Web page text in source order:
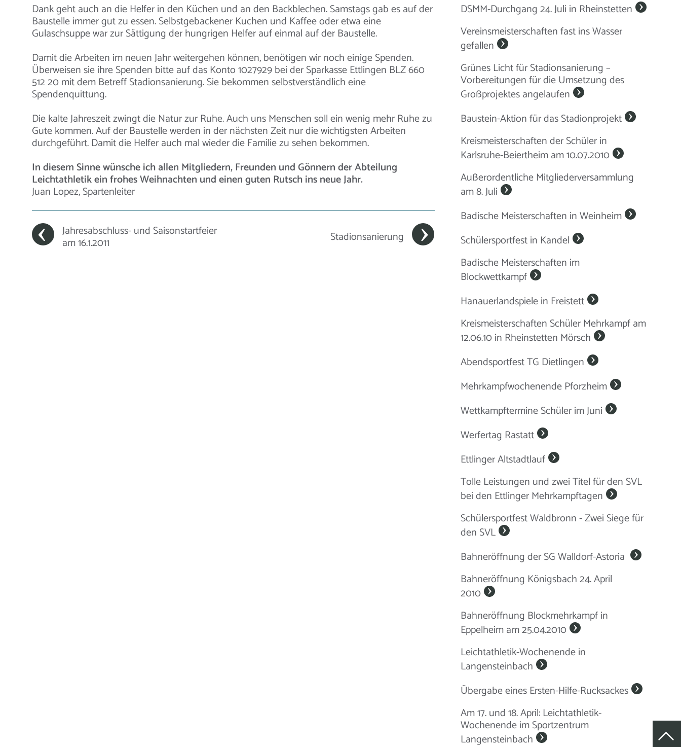
Dank geht auch an die Helfer in den Küchen und an den Backblechen. Samstags gab es auf der
Baustelle immer gut zu essen. Selbstgebackener Kuchen und Kaffee oder etwa eine
Gulaschsuppe war zur Sättigung der hungrigen Helfer auf einmal auf der Baustelle.
Damit die Arbeiten im neuen Jahr weitergehen können, benötigen wir noch einige Spenden.
Überweisen sie ihre Spenden bitte auf das Konto 1027929 bei der Sparkasse Ettlingen BLZ 660
512 20 mit dem Betreff Stadionsanierung. Sie bekommen selbstverständlich eine
Spendenquittung.
Die kalte Jahreszeit zwingt die Natur zur Ruhe. Auch uns Menschen soll ein wenig mehr Ruhe zu
Gute kommen. Auf der Baustelle werden in der nächsten Zeit nur die wichtigsten Arbeiten
durchgeführt. Damit die Helfer auch mal wieder die Familie zu sehen bekommen.
In diesem Sinne wünsche ich allen Mitgliedern, Freunden und Gönnern der Abteilung
Leichtathletik ein frohes Weihnachten und einen guten Rutsch ins neue Jahr.
Juan Lopez, Spartenleiter
Jahresabschluss- und Saisonstartfeier
am 16.1.2011 Stadionsanierung
DSMM-Durchgang 24. Juli in Rheinstetten
Vereinsmeisterschaften fast ins Wasser
gefallen
Grünes Licht für Stadionsanierung –
Vorbereitungen für die Umsetzung des
Großprojektes angelaufen
Baustein-Aktion für das Stadionprojekt
Kreismeisterschaften der Schüler in
Karlsruhe-Beiertheim am 10.07.2010
Außerordentliche Mitgliederversammlung
am 8. Juli
Badische Meisterschaften in Weinheim
Schülersportfest in Kandel
Badische Meisterschaften im
Blockwettkampf
Hanauerlandspiele in Freistett
Kreismeisterschaften Schüler Mehrkampf am
12.06.10 in Rheinstetten Mörsch
Abendsportfest TG Dietlingen
Mehrkampfwochenende Pforzheim
Wettkampftermine Schüler im Juni
Werfertag Rastatt
Ettlinger Altstadtlauf
Tolle Leistungen und zwei Titel für den SVL
bei den Ettlinger Mehrkampftagen
Schülersportfest Waldbronn - Zwei Siege für
den SVL
Bahneröffnung der SG Walldorf-Astoria
Bahneröffnung Königsbach 24. April
2010
Bahneröffnung Blockmehrkampf in
Eppelheim am 25.04.2010
Leichtathletik-Wochenende in
Langensteinbach
Übergabe eines Ersten-Hilfe-Rucksackes
Am 17. und 18. April: Leichtathletik-
Wochenende im Sportzentrum
Langensteinbach